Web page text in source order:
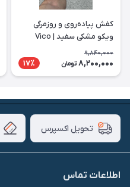
کفش پیاده‌روی و روزمرگی
ویکو مشکی سفید | Vico
9,840,000
8,200,000 تومان 17٪
تحویل اکسپرس
اطلاعات تماس